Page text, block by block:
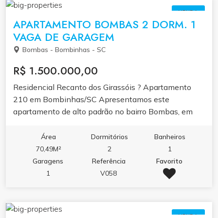
VENDA
APARTAMENTO BOMBAS 2 DORM. 1
VAGA DE GARAGEM
Bombas - Bombinhas - SC
R$ 1.500.000,00
Residencial Recanto dos Girassóis ? Apartamento
210 em Bombinhas/SC Apresentamos este
apartamento de alto padrão no bairro Bombas, em
praticidade e valorização imobiliária. Localizado em
uma região tranquila, mas próxima à praia, mercados
e farmácias, o imóvel oferece facilidade de acesso e
qualidade de vida em uma das áreas mais desejadas
suíte e 1 dormitório, além de 1 banheiro social,
Área
70,49M²
Dormitórios
2
Banheiros
1
Garagens
1
Referência
V058
Favorito
VENDA